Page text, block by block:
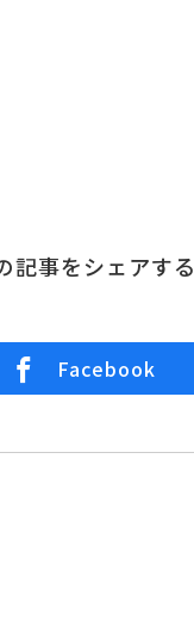
記事をシェアする
Facebook